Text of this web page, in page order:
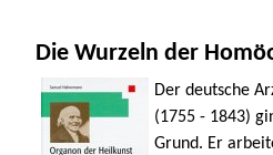
Die Wurzeln der
Der deutsche
(1755 - 1843)
Grund. Er